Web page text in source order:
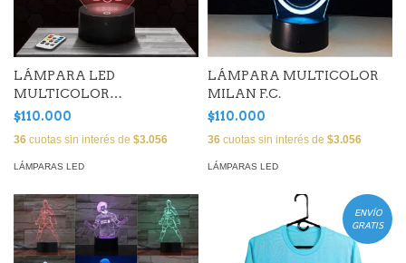
LÁMPARA LED
MULTICOLOR
MANCHESTER UNITED ( 25
$110.000
36 cuotas sin interés de $3.056
LÁMPARAS LED
LÁMPARA MULTICOLOR
MILAN F.C.
$110.000
36 cuotas sin interés de $3.056
LÁMPARAS LED
ENVÍO
GRATIS